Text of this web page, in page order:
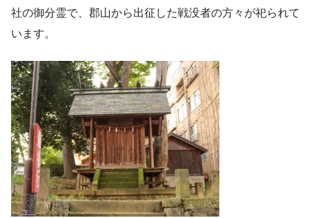
社の御分霊で、郡山から出征した戦没者の方々が祀られて
います。